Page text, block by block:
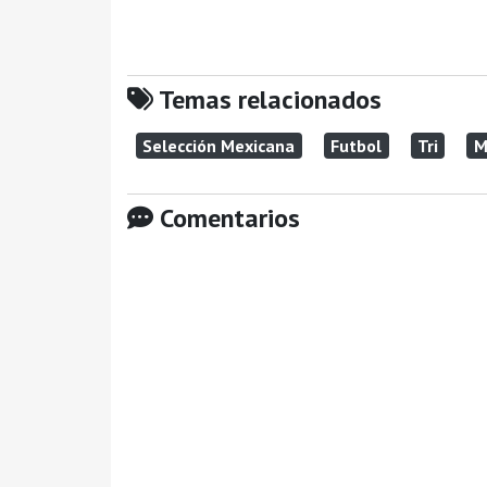
Temas relacionados
Selección Mexicana Futbol Tri
Comentarios